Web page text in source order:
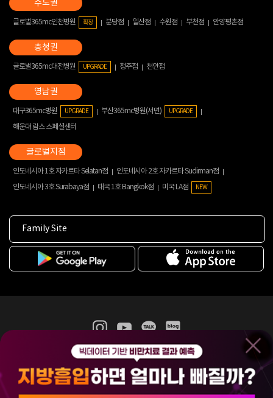
글로벌365mc인천병원 확장 분당점 일산점 수원점 부천점 안양평촌점
글로벌365mc대전병원 UPGRADE 청주점 천안점
대구365mc병원 UPGRADE 부산365mc병원(서면) UPGRADE
해운대 람스 스페셜센터
인도네시아 1호 자카르타 Selatan점
인도네시아 2호 자카르타 Sudirman점
인도네시아 3호 Surabaya점
태국 1호 Bangkok점 미국 LA점 NEW
Family Site
365mc 병·의원 이용약관
홈페이지 이용약관
비급여진료수가
(주)365mcㅣ서울특별시 서초구 서초대로52길 7, 3~4층(서초동, 제일빌딩)